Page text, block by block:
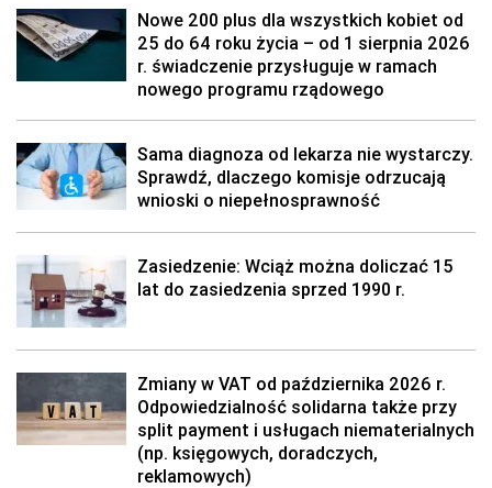
Nowe 200 plus dla wszystkich kobiet od
25 do 64 roku życia – od 1 sierpnia 2026
r. świadczenie przysługuje w ramach
nowego programu rządowego
Sama diagnoza od lekarza nie wystarczy.
Sprawdź, dlaczego komisje odrzucają
wnioski o niepełnosprawność
Zasiedzenie: Wciąż można doliczać 15
lat do zasiedzenia sprzed 1990 r.
Zmiany w VAT od października 2026 r.
Odpowiedzialność solidarna także przy
split payment i usługach niematerialnych
(np. księgowych, doradczych,
reklamowych)